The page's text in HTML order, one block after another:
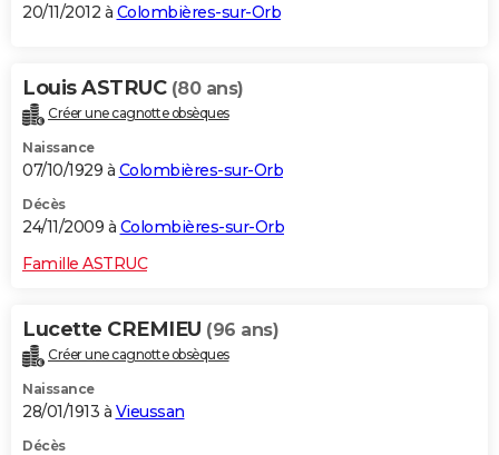
20/11/2012 à Colombières-sur-Orb
Louis ASTRUC (80 ans)
Créer une cagnotte obsèques
Naissance
07/10/1929 à Colombières-sur-Orb
Décès
24/11/2009 à Colombières-sur-Orb
Famille ASTRUC
Lucette CREMIEU (96 ans)
Créer une cagnotte obsèques
Naissance
28/01/1913 à Vieussan
Décès